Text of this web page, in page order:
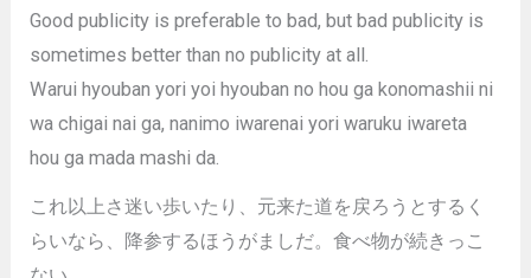
Good publicity is preferable to bad, but bad publicity is
sometimes better than no publicity at all.
Warui hyouban yori yoi hyouban no hou ga konomashii ni
wa chigai nai ga, nanimo iwarenai yori waruku iwareta
hou ga mada mashi da.
これ以上さ迷い歩いたり、元来た道を戻ろうとするく
らいなら、降参するほうがましだ。食べ物が続きっこ